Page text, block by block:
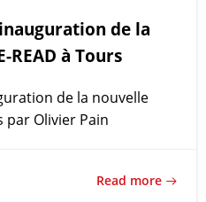
de la
à Tours
de la nouvelle
par Olivier Pain
Read more